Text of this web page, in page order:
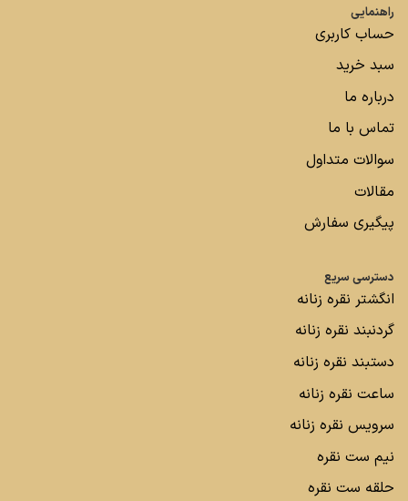
راهنمایی
حساب کاربری
سبد خرید
درباره ما
تماس با ما
سوالات متداول
مقالات
پیگیری سفارش
دسترسی سریع
انگشتر نقره زنانه
گردنبند نقره زنانه
دستبند نقره زنانه
ساعت نقره زنانه
سرویس نقره زنانه
نیم ست نقره
حلقه ست نقره